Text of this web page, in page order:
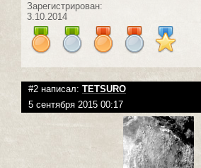
Зарегистрирован:
3.10.2014
#2 написал: TETSURO
5 сентября 2015 00:17